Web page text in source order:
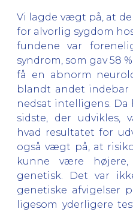
Vi lagde vægt på, at
for alvorlig sygdom
fundene var
syndrom, som gav 58
få en abnorm
blandt andet indebar
nedsat intelligens.
sidste, der udvikles,
hvad resultatet for
også vægt på, at
kunne være
genetisk. Det var
genetiske afvigelser
ligesom yderligere